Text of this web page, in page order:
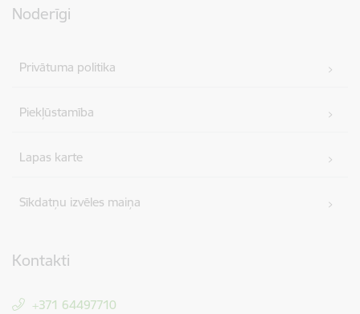
Noderīgi
Privātuma politika
Piekļūstamība
Lapas karte
Sīkdatņu izvēles maiņa
Kontakti
+371 64497710